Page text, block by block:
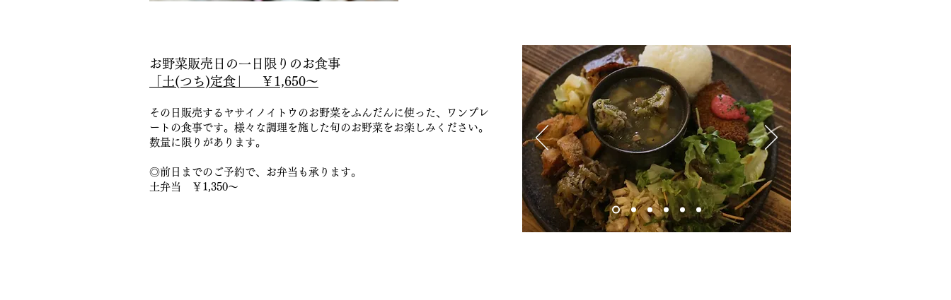
お野菜販売日の一日限りのお食事
「土(つち)定食」 ￥1,650～
その日販売するヤサイノイトウのお野菜をふんだんに使った、ワンプレ
ートの食事です。様々な調理を施した旬のお野菜をお楽しみください。
数量に限りがあります。
◎前日までのご予約で、お弁当も承ります。
土弁当 ￥1,350～